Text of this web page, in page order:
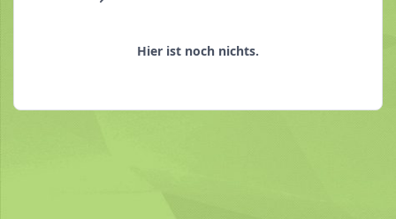
Hier ist noch nichts.